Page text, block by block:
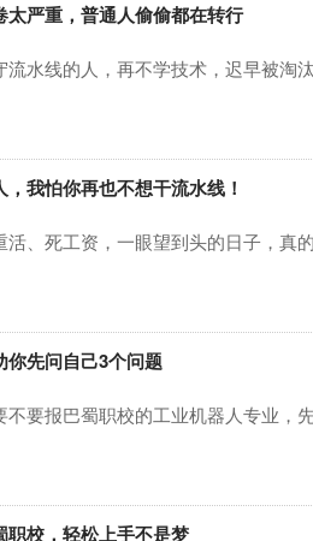
严重，普通人偷偷都在转行
水线的人，再不学技术，迟早被淘汰
我怕你再也不想干流水线！
、死工资，一眼望到头的日子，真的
你先问自己3个问题
不要报巴蜀职校的工业机器人专业
校，轻松上手不是梦